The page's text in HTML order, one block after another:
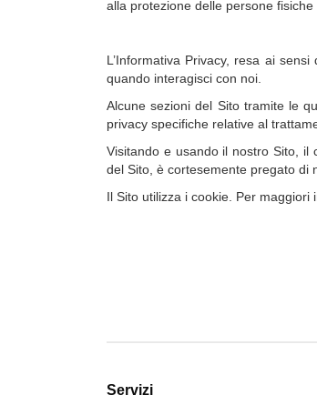
alla protezione delle persone
L’Informativa Privacy, resa ai
quando interagisci con noi.
Alcune sezioni del Sito tramite le
privacy specifiche relative al
Visitando e usando il nostro Sito, il
del Sito, è cortesemente pregato di
Il Sito utilizza i cookie. Per
Servizi